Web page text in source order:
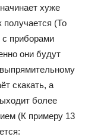
хуже
получается (То
с приборами
они будут
выпрямительному
скакать, а
более
(К примеру 13